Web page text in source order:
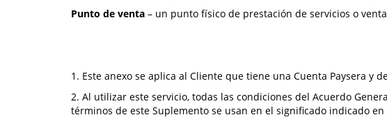
Punto de venta – un punto físico de prestación de servicios o
1. Este anexo se aplica al Cliente que tiene una Cuenta Paysera y
2. Al utilizar este servicio, todas las condiciones del Acuerdo
términos de este Suplemento se usan en el significado indicado en